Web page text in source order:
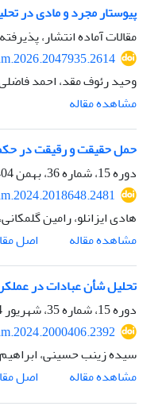
پیوستار مجرد و مادی در
مقالات آماده انتشار،
وحید رئوف مقد، احمد
مشاهده مقاله
حمل حقیقت و رقیقت در
دوره 15، شماره 36، بهمن 1404، صفحه
هادی ایزانلو، رامین
مشاهده مقاله
اصل
تحلیل شأن عبادات در
دوره 15، شماره 35، شهریور 1404، صفحه
سیده زینب حسینی،
مشاهده مقاله
اصل